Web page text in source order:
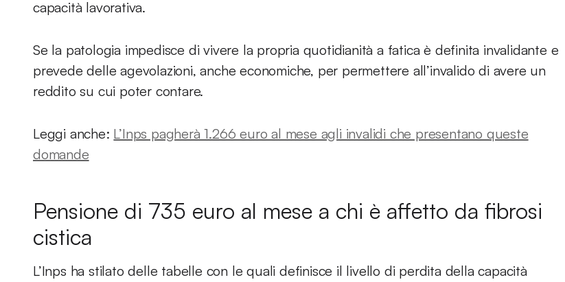
capacità lavorativa.
Se la patologia impedisce di vivere la propria quotidianità a fatica è definita invalidante e
prevede delle agevolazioni, anche economiche, per permettere all’invalido di avere un
reddito su cui poter contare.
Leggi anche: L’Inps pagherà 1.266 euro al mese agli invalidi che presentano queste
domande
Pensione di 735 euro al mese a chi è affetto da fibrosi
cistica
L’Inps ha stilato delle tabelle con le quali definisce il livello di perdita della capacità